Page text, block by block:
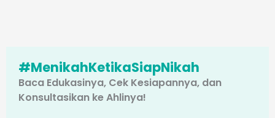
#MenikahKetikaSiapNikah
Baca Edukasinya, Cek Kesiapannya, dan
Konsultasikan ke Ahlinya!